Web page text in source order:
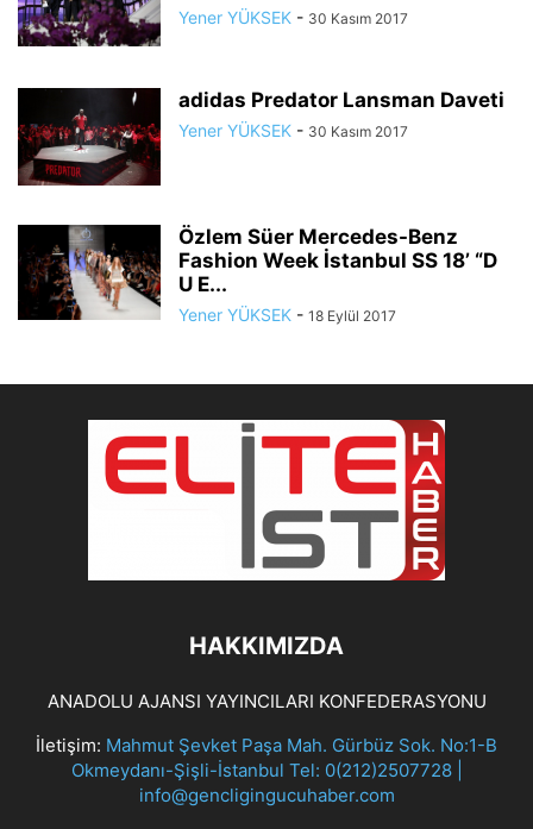
Yener YÜKSEK - 30 Kasım 2017
adidas Predator Lansman Daveti
Yener YÜKSEK - 30 Kasım 2017
Özlem Süer Mercedes-Benz
Fashion Week İstanbul SS 18’ “D
U E...
Yener YÜKSEK - 18 Eylül 2017
HAKKIMIZDA
ANADOLU AJANSI YAYINCILARI KONFEDERASYONU
İletişim: Mahmut Şevket Paşa Mah. Gürbüz Sok. No:1-B
Okmeydanı-Şişli-İstanbul Tel: 0(212)2507728 |
info@gencligingucuhaber.com